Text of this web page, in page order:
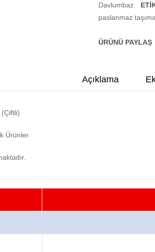
Davlumbaz
paslanmaz
ÜRÜNÜ PAYLAŞ
Açıklama
(Çiftli)
Ürünler